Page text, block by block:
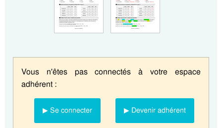
Vous n'êtes pas connectés à votre espace
adhérent :
▶ Se connecter ▶ Devenir adhérent